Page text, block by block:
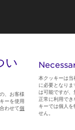
い
、お客様
ーを使用
わせて個
本クッキーは
に必要となり
は可能ですが
正常に利用で
キーでは個人
せん。